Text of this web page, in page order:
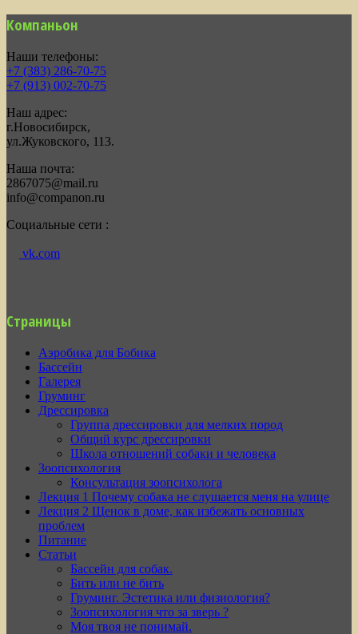
Компаньон
Наши телефоны:
+7 (383) 286-70-75
+7 (913) 002-70-75
Наш адрес:
г.Новосибирск,
ул.Жуковского, 113.
Наша почта:
2867075@mail.ru
info@companon.ru
Социальные сети :
vk.com
Страницы
Аэробика для Бобика
Бассейн
Галерея
Груминг
Дрессировка
Группа дрессировки для мелких пород
Общий курс дрессировки
Школа отношений собаки и человека
Зоопсихология
Консультация зоопсихолога
Лекция 1 Почему собака не слушается меня на улице
Лекция 2 Щенок в доме, как избежать основных
проблем
Питание
Статьи
Бассейн для собак.
Бить или не бить
Груминг. Эстетика или физиология?
Зоопсихология что за зверь ?
Моя твоя не понимай.